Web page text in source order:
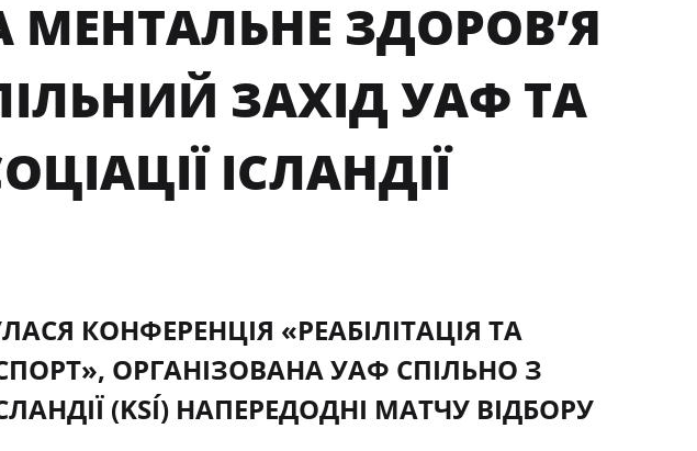
МЕНТАЛЬНЕ ЗДОРОВʼЯ
ЗАХІД УАФ ТА
ІСЛАНДІЇ
КОНФЕРЕНЦІЯ «РЕАБІЛІТАЦІЯ ТА
ОРГАНІЗОВАНА УАФ СПІЛЬНО З
(KSÍ) НАПЕРЕДОДНІ МАТЧУ ВІДБОРУ